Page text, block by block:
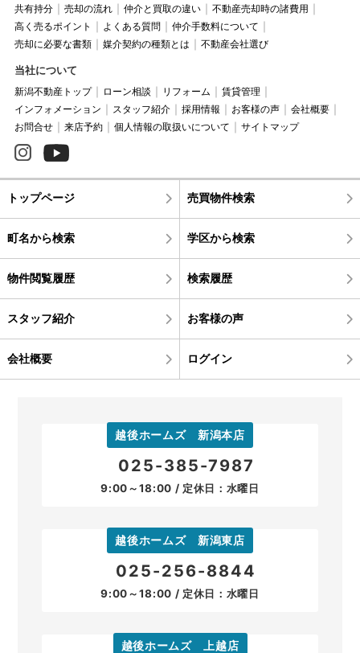
共有持分
売却の流れ 仲介と買取の違い
不動産売却時の諸費用
高く売るポイント
よくある質問
仲介手数料について
売却に必要な書類
媒介契約の種類とは 不動産会社選び
当社について
新潟不動産トップ ローン相談 リフォーム
賃貸管理
インフォメーション
スタッフ紹介 採用情報 お客様の声
会社概要
お問合せ
来店予約 個人情報の取扱いについて サイトマップ
トップページ 売買物件検索
町名から検索 学区から検索
物件閲覧履歴 検索履歴
スタッフ紹介 お客様の声
会社概要 ログイン
越後ホームズ 新潟本店
025-385-7987
9:00～18:00 / 定休日：水曜日
越後ホームズ 新潟東店
025-256-8844
9:00～18:00 / 定休日：水曜日
越後ホームズ 上越店